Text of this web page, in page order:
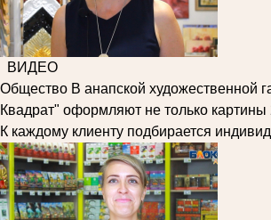
ВИДЕО
Общество В анапской художественной
Квадрат" оформляют не только картины
К каждому клиенту подбирается